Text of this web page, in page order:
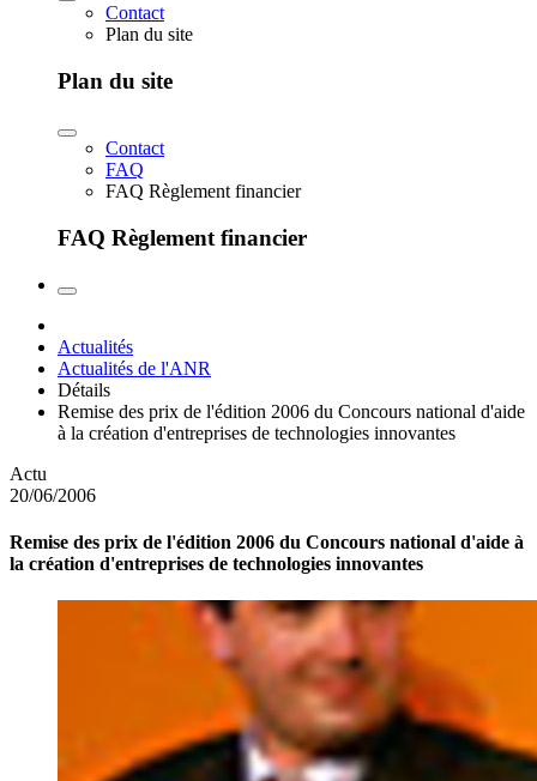
Contact
Plan du site
Plan du site
Contact
FAQ
FAQ Règlement financier
FAQ Règlement financier
Actualités
Actualités de l'ANR
Détails
Remise des prix de l'édition 2006 du Concours national d'aide
à la création d'entreprises de technologies innovantes
Actu
20/06/2006
Remise des prix de l'édition 2006 du Concours national d'aide à
la création d'entreprises de technologies innovantes